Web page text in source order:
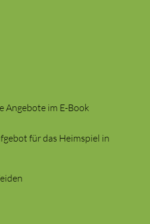
Angebote im E-Book
für das Heimspiel in